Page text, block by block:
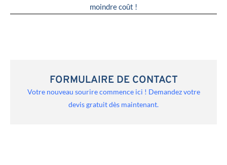
moindre coût !
FORMULAIRE DE CONTACT
Votre nouveau sourire commence ici ! Demandez votre
devis gratuit dès maintenant.